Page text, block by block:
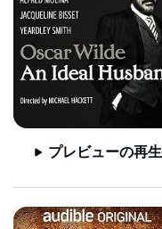
プレビューの再生